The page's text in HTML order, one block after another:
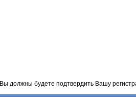
должны будете подтвердить Вашу